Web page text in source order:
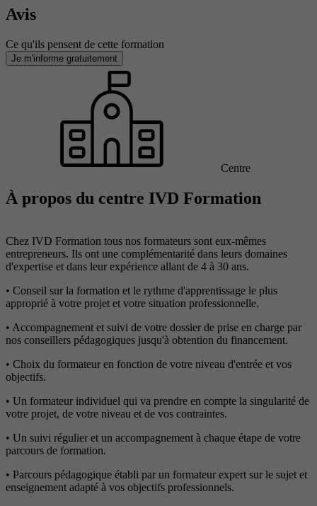
Avis
Ce qu'ils pensent de cette formation
Je m'informe gratuitement
Centre
À propos du centre IVD Formation
Chez IVD Formation tous nos formateurs sont eux-mêmes
entrepreneurs. Ils ont une complémentarité dans leurs domaines
d'expertise et dans leur expérience allant de 4 à 30 ans.
• Conseil sur la formation et le rythme d'apprentissage le plus
approprié à votre projet et votre situation professionnelle.
• Accompagnement et suivi de votre dossier de prise en charge par
nos conseillers pédagogiques jusqu'à obtention du financement.
• Choix du formateur en fonction de votre niveau d'entrée et vos
objectifs.
• Un formateur individuel qui va prendre en compte la singularité de
votre projet, de votre niveau et de vos contraintes.
• Un suivi régulier et un accompagnement à chaque étape de votre
parcours de formation.
• Parcours pédagogique établi par un formateur expert sur le sujet et
enseignement adapté à vos objectifs professionnels.